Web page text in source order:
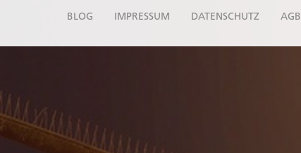
BLOG IMPRESSUM DATENSCHUTZ AGB